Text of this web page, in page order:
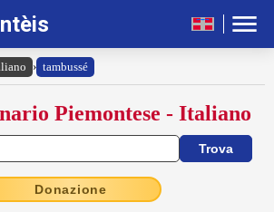
› tambussé
Piemontese - Italiano
Donazione